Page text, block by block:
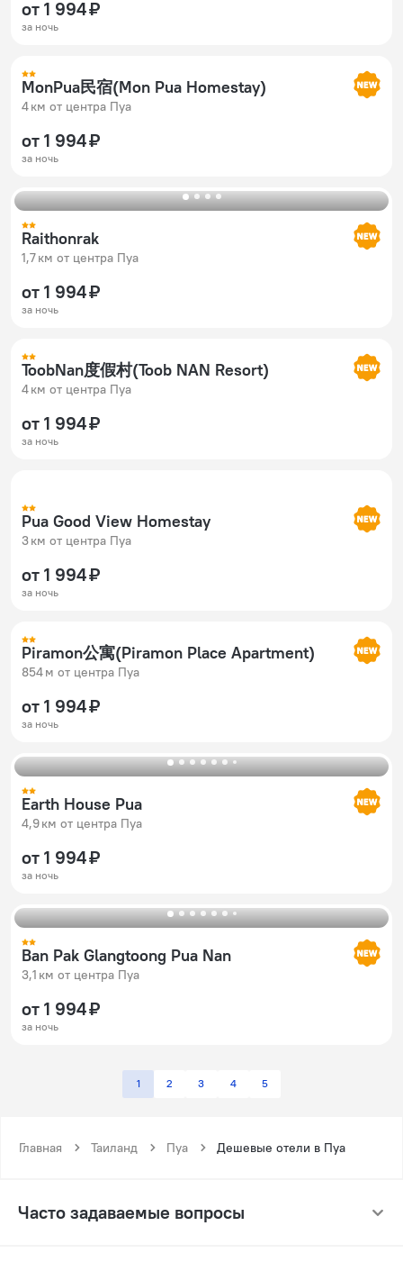
от 1 994 ₽
за ночь
MonPua民宿(Mon Pua Homestay)
4 км от центра Пуа
от 1 994 ₽
за ночь
Raithonrak
1,7 км от центра Пуа
от 1 994 ₽
за ночь
ToobNan度假村(Toob NAN Resort)
4 км от центра Пуа
от 1 994 ₽
за ночь
Pua Good View Homestay
3 км от центра Пуа
от 1 994 ₽
за ночь
Piramon公寓(Piramon Place Apartment)
854 м от центра Пуа
от 1 994 ₽
за ночь
Earth House Pua
4,9 км от центра Пуа
от 1 994 ₽
за ночь
Ban Pak Glangtoong Pua Nan
3,1 км от центра Пуа
от 1 994 ₽
за ночь
1 2 3 4 5
Главная Таиланд Пуа Дешевые отели в Пуа
Часто задаваемые вопросы